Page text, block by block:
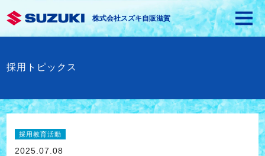
株式会社スズキ自販滋賀
採用トピックス
採用教育活動
2025.07.08